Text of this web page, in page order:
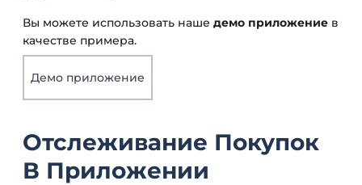
Вы можете использовать наше демо приложение в
качестве примера.
Демо приложение
Отслеживание Покупок
В Приложении